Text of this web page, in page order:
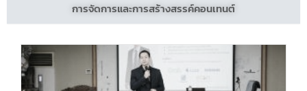
การจัดการและการสร้างสรรค์คอนเทนต์